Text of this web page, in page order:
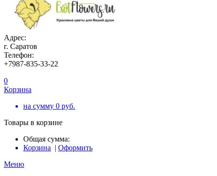
Адрес:
г. Саратов
Телефон:
+7987-835-33-22
0
Корзина
на сумму 0 руб.
Товары в корзине
Общая сумма:
Корзина | Оформить
Меню